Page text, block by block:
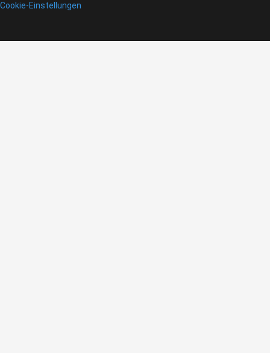
Cookie-Einstellungen